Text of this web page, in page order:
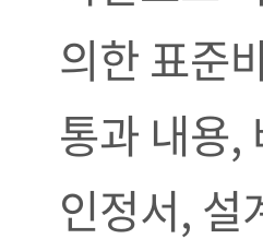
의한 표준
통과 내용,
인정서, 설